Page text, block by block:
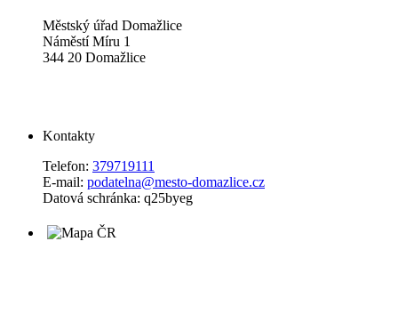
Městský úřad Domažlice
Náměstí Míru 1
344 20 Domažlice
Kontakty
Telefon: 379719111
E-mail: podatelna@mesto-domazlice.cz
Datová schránka: q25byeg